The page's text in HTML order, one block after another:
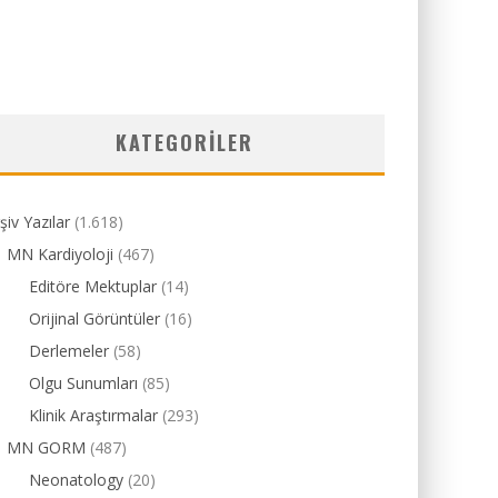
KATEGORILER
Yazılar (1.618)
MN Kardiyoloji (467)
Editöre Mektuplar (14)
Orijinal Görüntüler (16)
Derlemeler (58)
Olgu Sunumları (85)
Klinik Araştırmalar (293)
MN GORM (487)
Neonatology (20)